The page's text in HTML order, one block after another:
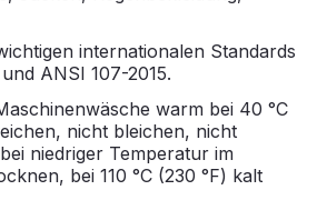
internationalen Standards
ANSI 107-2015.
warm bei 40 °C
nicht bleichen, nicht
niedriger Temperatur im
bei 110 °C (230 °F) kalt